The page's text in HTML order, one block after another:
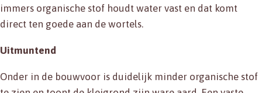
immers organische stof houdt water vast en dat komt
direct ten goede aan de wortels.
Uitmuntend
Onder in de bouwvoor is duidelijk minder organische stof